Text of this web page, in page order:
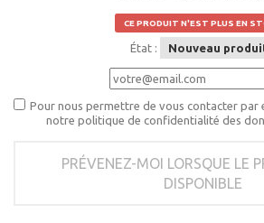
CE PRODUIT N'EST PLUS EN
État : Nouveau
Pour nous permettre de vous contacter par
notre politique de confidentialité des
PRÉVENEZ-MOI LORSQUE LE
DISPONIBLE